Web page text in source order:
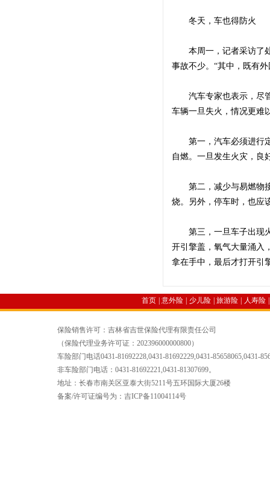
冬天，车也得防火
本周一，记者采访了处
事故不少。“其中，既有
汽车专家也表示，尽管
车辆一旦失火，情况更难
第一，汽车必须进行定
自燃。一旦发生火灾，良
第二，减少与易燃物接
烧。另外，停车时，也应
第三，一旦车子出现火
开引擎盖，氧气大量涌入
拿在手中，最后才打开引
首页 意外险 少儿险 旅游险 人寿险
保险销售许可：吉林省吉世保险代理有限责任公司
（保险代理业务许可证：202396000000800）
车险部门电话0431-81692228,0431-81692229,0431-85658065,0431-
非车险部门电话：0431-81692221,0431-81307699。
地址：长春市南关区亚泰大街5211号五环国际大厦26楼
备案/许可证编号为：吉ICP备11004114号